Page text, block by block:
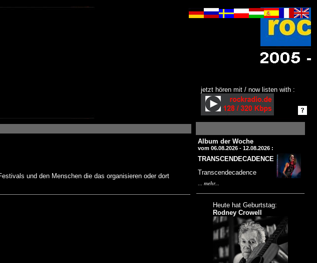
jetzt hören mit / now listen with :
und den Menschen die das organisieren oder dort
Album der Woche
vom 06.08.2026 - 12.08.2026 :
TRANSCENDECADENCE
Transcendecadence
mehr...
Heute hat Geburtstag:
Rodney Crowell